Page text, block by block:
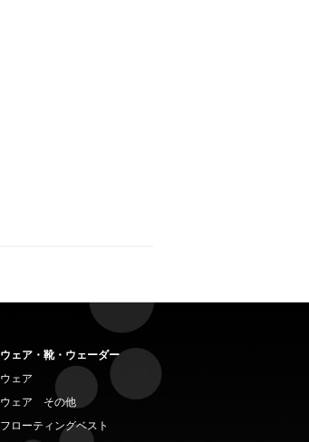
ウェア・靴・ウェーダー
ウェア
ウェア その他
フローティングベスト